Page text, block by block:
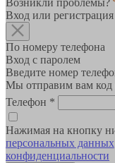
Возникли проблемы?
Вход или регистрация
По номеру телефона
Вход с паролем
Введите номер
Мы отправим вам код
Телефон *
Нажимая на кнопку
персональных данных
конфиденциальности